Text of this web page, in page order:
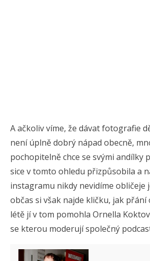
A ačkoliv víme, že dávat fotografie
není úplně dobrý nápad obecně,
pochopitelně chce se svými andílky
sice v tomto ohledu přizpůsobila a
instagramu nikdy nevidíme obličeje
občas si však najde kličku, jak
létě jí v tom pomohla Ornella
se kterou moderují společný